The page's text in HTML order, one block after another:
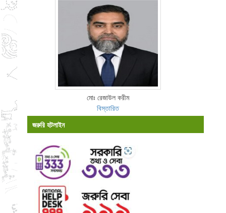
মোঃ রেজাউল করীম
বিস্তারিত
জরুরি হটলাইন